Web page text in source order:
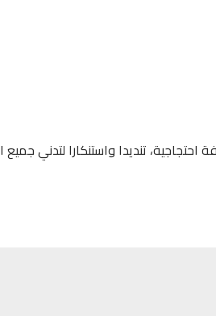
تنديدا واستنكارا لتدني